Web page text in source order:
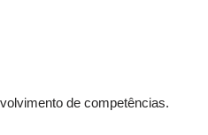
de competências.